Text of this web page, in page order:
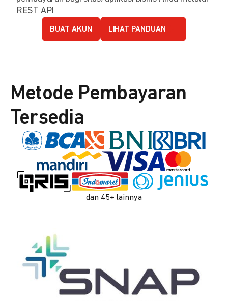
REST API
BUAT AKUN LIHAT PANDUAN
Metode Pembayaran
Tersedia
dan 45+ lainnya